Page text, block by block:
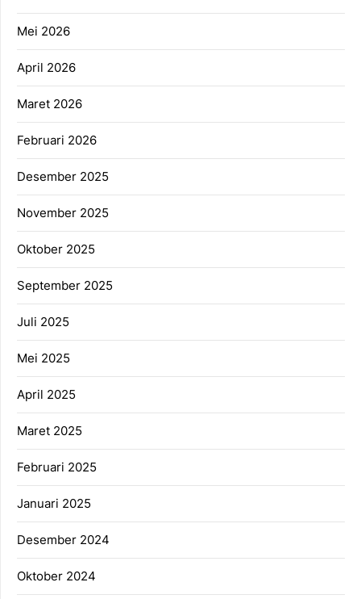
Mei 2026
April 2026
Maret 2026
Februari 2026
Desember 2025
November 2025
Oktober 2025
September 2025
Juli 2025
Mei 2025
April 2025
Maret 2025
Februari 2025
Januari 2025
Desember 2024
Oktober 2024